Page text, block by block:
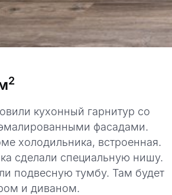
2
кухонный гарнитур со
фасадами.
холодильника, встроенная.
сделали специальную нишу.
подвесную тумбу. Там будет
и диваном.